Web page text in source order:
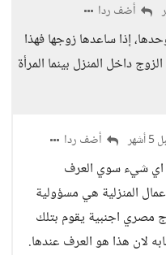
أضف ردا
إذا ساعدها زوجها فهذا
داخل المنزل بينما المرأة
أضف ردا
اي شيء سوي العرف
المنزلية هي مسؤولية
مصري اجنبية يقوم بتلك
لان هذا هو العرف عندها.